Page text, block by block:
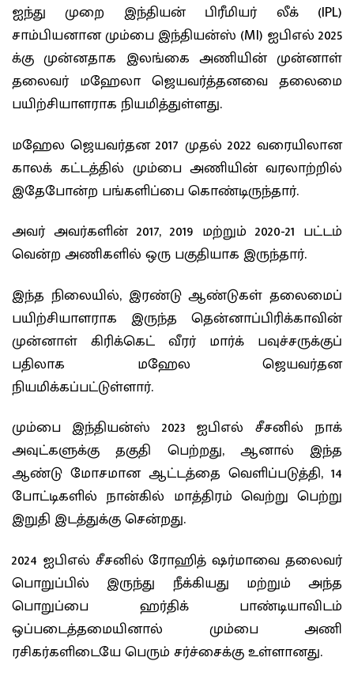
ஐந்து முறை இந்தியன் பிரீமியர் லீக் (‍IPL)
சாம்பியனான மும்பை இந்தியன்ஸ் (MI) ஐபிஎல் 2025
க்கு முன்னதாக இலங்கை அணியின் முன்னாள்
தலைவர் மஹேலா ஜெயவர்த்தனவை தலைமை
பயிற்சியாளராக நியமித்துள்ளது.
மஹேல ஜெயவர்தன 2017 முதல் 2022 வரையிலான
காலக் கட்டத்தில் மும்பை அணியின் வரலாற்றில்
இதேபோன்ற பங்களிப்பை கொண்டிருந்தார்.
அவர் அவர்களின் 2017, 2019 மற்றும் 2020-21 பட்டம்
வென்ற அணிகளில் ஒரு பகுதியாக இருந்தார்.
இந்த நிலையில், இரண்டு ஆண்டுகள் தலைமைப்
பயிற்சியாளராக இருந்த தென்னாப்பிரிக்காவின்
முன்னாள் கிரிக்கெட் வீரர் மார்க் பவுச்சருக்குப்
பதிலாக மஹேல ஜெயவர்தன
நியமிக்கப்பட்டுள்ளார்.
மும்பை இந்தியன்ஸ் 2023 ஐபிஎல் சீசனில் நாக்
அவுட்களுக்கு தகுதி பெற்றது, ஆனால் இந்த
ஆண்டு மோசமான ஆட்டத்தை வெளிப்படுத்தி, 14
போட்டிகளில் நான்கில் மாத்திரம் வெற்று பெற்று
இறுதி இடத்துக்கு சென்றது.
2024 ஐபிஎல் சீசனில் ரோஹித் ஷர்மாவை தலைவர்
பொறுப்பில் இருந்து நீக்கியது மற்றும் அந்த
பொறுப்பை ஹர்திக் பாண்டியாவிடம்
ஒப்படைத்தமையினால் மும்பை அணி
ரசிகர்களிடையே பெரும் சர்ச்சைக்கு உள்ளானது.